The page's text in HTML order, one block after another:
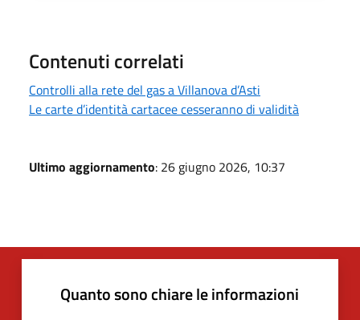
Contenuti correlati
Controlli alla rete del gas a Villanova d’Asti
Le carte d’identità cartacee cesseranno di validità
Ultimo aggiornamento: 26 giugno 2026, 10:37
Quanto sono chiare le informazioni